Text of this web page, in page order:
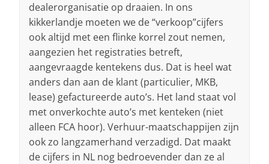
dealerorganisatie op draaien. In ons
kikkerlandje moeten we de “verkoop”cijfers
ook altijd met een flinke korrel zout nemen,
aangezien het registraties betreft,
aangevraagde kentekens dus. Dat is heel wat
anders dan aan de klant (particulier, MKB,
lease) gefactureerde auto’s. Het land staat vol
met onverkochte auto’s met kenteken (niet
alleen FCA hoor). Verhuur-maatschappijen zijn
ook zo langzamerhand verzadigd. Dat maakt
de cijfers in NL nog bedroevender dan ze al